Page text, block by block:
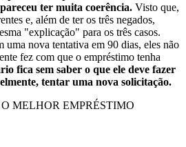
ter muita coerência. Visto que,
e, além de ter os três negados,
"explicação" para os três casos.
uma nova tentativa em 90 dias, eles não
fez com que o empréstimo tenha
fica sem saber o que ele deve fazer
tentar uma nova solicitação.
MELHOR EMPRÉSTIMO